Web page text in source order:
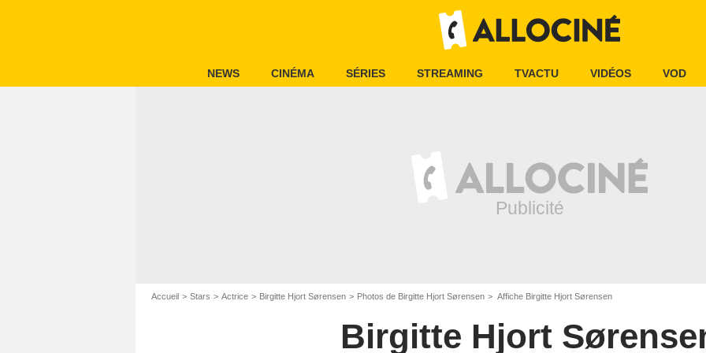
NEWS CINÉMA SÉRIES STREAMING TVACTU VIDÉOS VOD
Accueil Stars Actrice Birgitte Hjort Sørensen Photos de Birgitte Hjort Sørensen Affiche Birgitte Hjort Sørensen
Birgitte Hjort